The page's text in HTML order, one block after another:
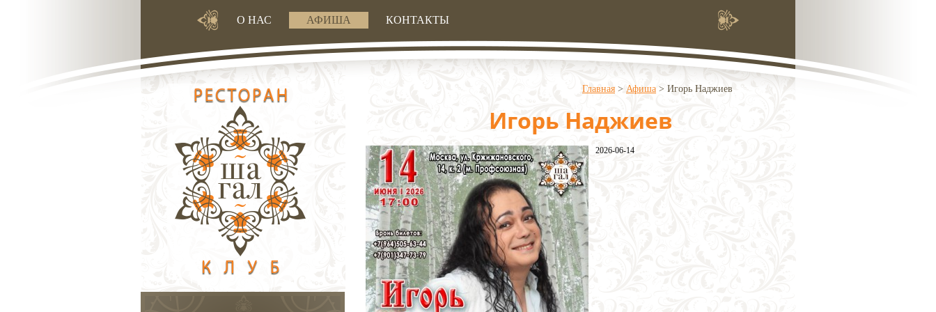
О НАС АФИША КОНТАКТЫ
Главная > Афиша > Игорь Наджиев
Игорь Наджиев
2026-06-14